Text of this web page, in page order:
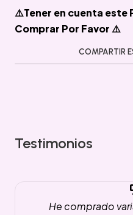
⚠️Tener en cuenta este
Comprar Por Favor ⚠️
COMPARTIR
Testimonios
He comprado